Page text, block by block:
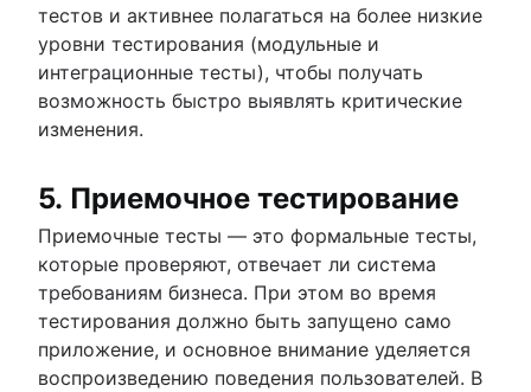
тестов и активнее полагаться на более низкие
уровни тестирования (модульные и
интеграционные тесты), чтобы получать
возможность быстро выявлять критические
изменения.
5. Приемочное тестирование
Приемочные тесты — это формальные тесты,
которые проверяют, отвечает ли система
требованиям бизнеса. При этом во время
тестирования должно быть запущено само
приложение, и основное внимание уделяется
воспроизведению поведения пользователей. В